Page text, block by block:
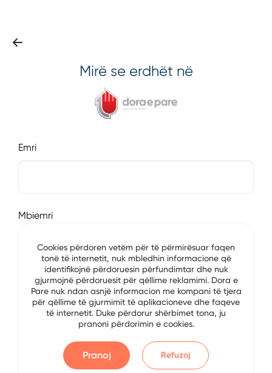
Mirë se erdhët në
Emri
Mbiemri
E-mail
Numri i Telefonit
Cookies përdoren vetëm për të përmirësuar faqen
tonë të internetit, nuk mbledhin informacione që
identifikojnë përdoruesin përfundimtar dhe nuk
gjurmojnë përdoruesit për qëllime reklamimi. Dora e
Pare nuk ndan asnjë informacion me kompani të tjera
për qëllime të gjurmimit të aplikacioneve dhe faqeve
të internetit. Duke përdorur shërbimet tona, ju
pranoni përdorimin e cookies.
Pranoj Refuzoj